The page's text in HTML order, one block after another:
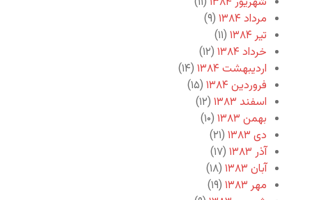
مرداد ۱۳۸۴
(۹)
تیر ۱۳۸۴
(۱۱)
خرداد ۱۳۸۴
(۱۲)
اردیبهشت ۱۳۸۴
(۱۴)
فروردین ۱۳۸۴
(۱۵)
اسفند ۱۳۸۳
(۱۲)
بهمن ۱۳۸۳
(۱۰)
دی ۱۳۸۳
(۲۱)
آذر ۱۳۸۳
(۱۷)
آبان ۱۳۸۳
(۱۸)
مهر ۱۳۸۳
(۱۹)